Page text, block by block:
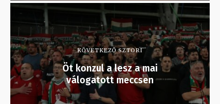
KÖVETKEZŐ SZTORI
Öt konzul a lesz a mai
válogatott meccsen